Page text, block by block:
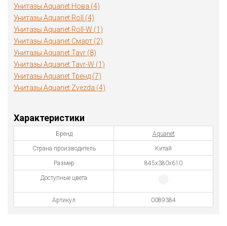
Унитазы Aquanet Нова (4)
Унитазы Aquanet Roll (4)
Унитазы Aquanet Roll-W (1)
Унитазы Aquanet Смарт (2)
Унитазы Aquanet Tavr (8)
Унитазы Aquanet Tavr-W (1)
Унитазы Aquanet Тренд (7)
Унитазы Aquanet Zvezda (4)
Характеристики
Бренд Aquanet
Страна производитель Китай
Размер 845х380х610
Доступные цвета
Артикул 0089384